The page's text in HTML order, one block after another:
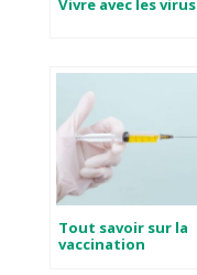
Vivre avec les virus
Tout savoir sur la
vaccination